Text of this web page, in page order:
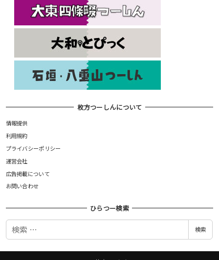
枚方つーしんについて
情報提供
利用規約
プライバシーポリシー
運営会社
広告掲載について
お問い合わせ
ひらつー検索
検
検索